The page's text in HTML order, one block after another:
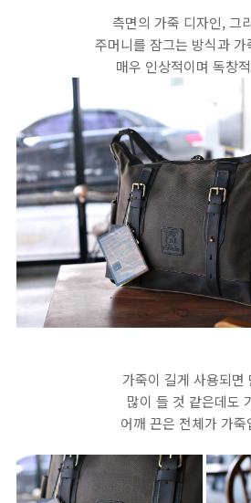
측면의 가죽 디자인, 그
주머니를 잠그는 방식과 가
매우 인상적이며 독창
가죽이 길게 사용되면
많이 들 것 같은데도
어깨 끈은 전체가 가죽